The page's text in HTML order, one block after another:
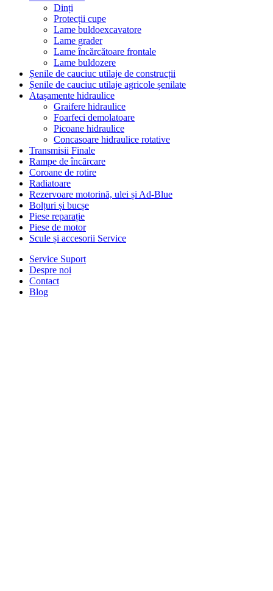
Dinți
Protecții cupe
Lame buldoexcavatore
Lame grader
Lame încărcătoare frontale
Lame buldozere
Șenile de cauciuc utilaje de construcții
Șenile de cauciuc utilaje agricole șenilate
Atașamente hidraulice
Graifere hidraulice
Foarfeci demolatoare
Picoane hidraulice
Concasoare hidraulice rotative
Transmisii Finale
Rampe de încărcare
Coroane de rotire
Radiatoare
Rezervoare motorină, ulei și Ad-Blue
Bolțuri și bucșe
Piese reparație
Piese de motor
Scule și accesorii Service
Service Suport
Despre noi
Contact
Blog